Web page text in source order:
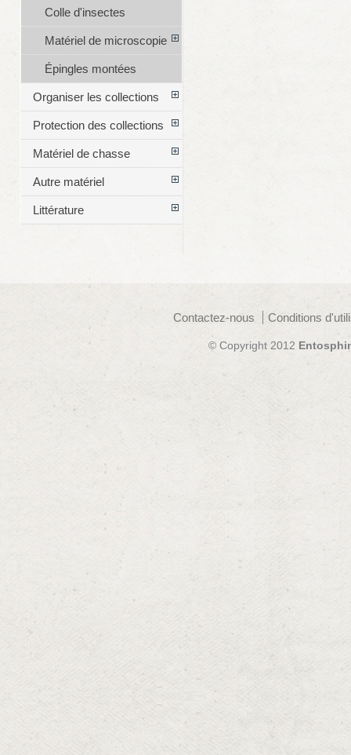
Colle d'insectes
Matériel de microscopie
Épingles montées
Organiser les collections
Protection des collections
Matériel de chasse
Autre matériel
Littérature
Contactez-nous Conditions
© Copyright 2012